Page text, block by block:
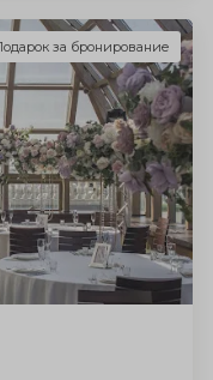
за бронирование